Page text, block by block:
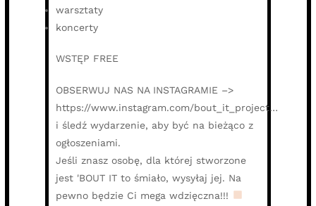
warsztaty
koncerty
WSTĘP FREE
OBSERWUJ NAS NA INSTAGRAMIE –>
https://www.instagram.com/bout_it_project…
i śledź wydarzenie, aby być na bieżąco z
ogłoszeniami.
Jeśli znasz osobę, dla której stworzone
jest 'BOUT IT to śmiało, wysyłaj jej. Na
pewno będzie Ci mega wdzięczna!!!